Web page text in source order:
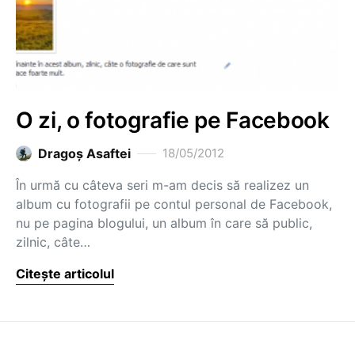
O zi, o fotografie pe Facebook
Dragoş Asaftei 18/05/2012
În urmă cu câteva seri m-am decis să realizez un
album cu fotografii pe contul personal de Facebook,
nu pe pagina blogului, un album în care să public,
zilnic, câte…
Citește articolul